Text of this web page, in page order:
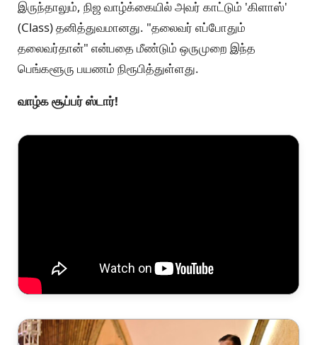
இருந்தாலும், நிஜ வாழ்க்கையில் அவர் காட்டும் 'கிளாஸ்'
(Class) தனித்துவமானது. "தலைவர் எப்போதும்
தலைவர்தான்" என்பதை மீண்டும் ஒருமுறை இந்த
பெங்களூரு பயணம் நிரூபித்துள்ளது.
வாழ்க சூப்பர் ஸ்டார்!